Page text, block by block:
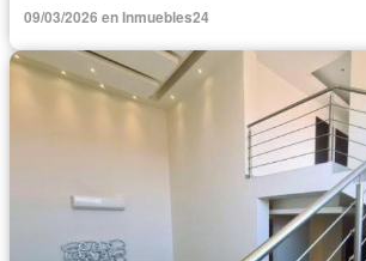
09/03/2026 en Inmuebles24